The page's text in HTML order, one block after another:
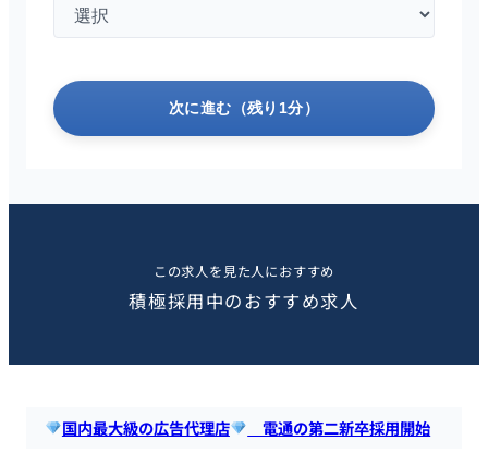
次に進む（残り1分）
この求人を見た人におすすめ
積極採用中のおすすめ求人
国内最大級の広告代理店 電通の第二新卒採用開始